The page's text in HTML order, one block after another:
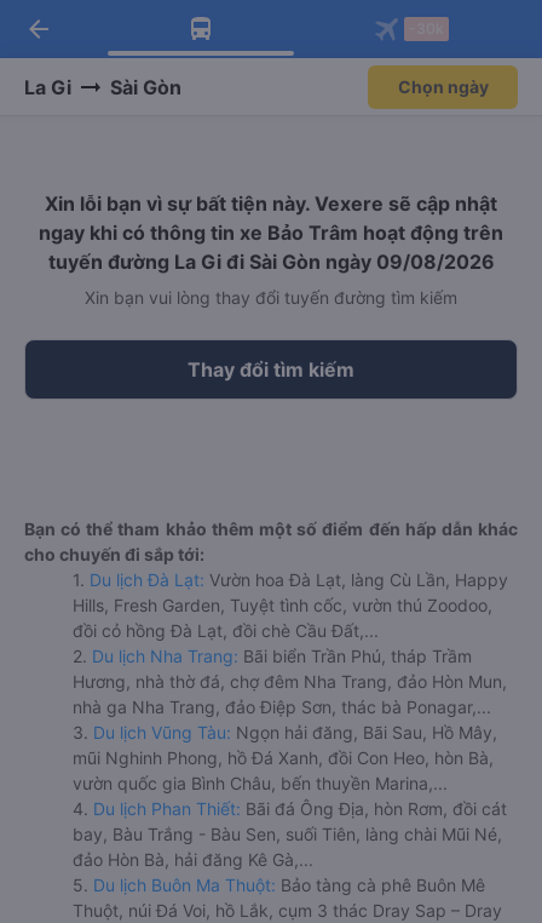
Tải app Vexere ngay!
Nhận ưu đãi thành viên độc
Mở app
Tải app Vexere
-30k/ghế khi đặt vé máy bay qua
Mở app
arrow_back
La Gi Sài Gòn Chọn ngày
Xin lỗi bạn vì sự bất tiện này. Vexere sẽ cập nhật
ngay khi có thông tin xe Bảo Trâm hoạt động trên
tuyến đường La Gi đi Sài Gòn ngày 09/08/2026
Xin bạn vui lòng thay đổi tuyến đường tìm kiếm
Thay đổi tìm kiếm
Bạn có thể tham khảo thêm một số điểm đến hấp dẫn khác
cho chuyến đi sắp tới:
1. Du lịch Đà Lạt: Vườn hoa Đà Lạt, làng Cù Lần, Happy
Hills, Fresh Garden, Tuyệt tình cốc, vườn thú Zoodoo,
đồi cỏ hồng Đà Lạt, đồi chè Cầu Đất,...
2. Du lịch Nha Trang: Bãi biển Trần Phú, tháp Trầm
Hương, nhà thờ đá, chợ đêm Nha Trang, đảo Hòn Mun,
nhà ga Nha Trang, đảo Điệp Sơn, thác bà Ponagar,...
3. Du lịch Vũng Tàu: Ngọn hải đăng, Bãi Sau, Hồ Mây,
mũi Nghinh Phong, hồ Đá Xanh, đồi Con Heo, hòn Bà,
vườn quốc gia Bình Châu, bến thuyền Marina,...
4. Du lịch Phan Thiết: Bãi đá Ông Địa, hòn Rơm, đồi cát
bay, Bàu Trắng - Bàu Sen, suối Tiên, làng chài Mũi Né,
đảo Hòn Bà, hải đăng Kê Gà,...
5. Du lịch Buôn Ma Thuột: Bảo tàng cà phê Buôn Mê
Thuột, núi Đá Voi, hồ Lắk, cụm 3 thác Dray Sap – Dray